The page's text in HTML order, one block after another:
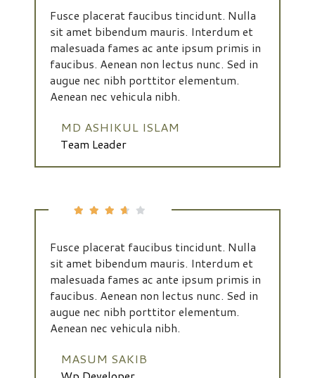
Fusce placerat faucibus tincidunt. Nulla
sit amet bibendum mauris. Interdum et
malesuada fames ac ante ipsum primis in
faucibus. Aenean non lectus nunc. Sed in
augue nec nibh porttitor elementum.
Aenean nec vehicula nibh.
MD ASHIKUL ISLAM
Team Leader
Fusce placerat faucibus tincidunt. Nulla
sit amet bibendum mauris. Interdum et
malesuada fames ac ante ipsum primis in
faucibus. Aenean non lectus nunc. Sed in
augue nec nibh porttitor elementum.
Aenean nec vehicula nibh.
MASUM SAKIB